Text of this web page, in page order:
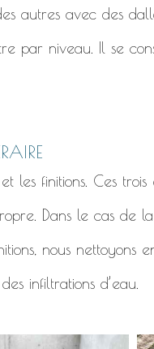
autres avec des
par niveau. Il se
finitions. Ces trois
Dans le cas de
nous nettoyons
infiltrations d’eau.